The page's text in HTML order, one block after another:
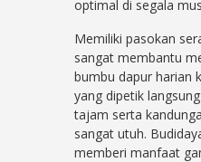
optimal di segala
Memiliki pasokan
sangat membantu
bumbu dapur harian
yang dipetik
tajam serta
sangat utuh.
memberi manfaat